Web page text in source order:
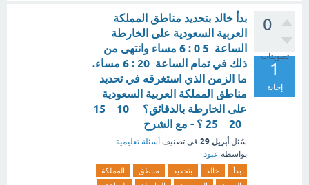
0
تصويتات
1
إجابة
بدأ خالد بتحديد مناطق المملكة
العربية السعودية على الخارطة
الساعة 5 0 : 6 مساء وانتهى من
ذلك في تمام الساعة 20 : 6 مساء.
ما الزمن الذي استغرقه في تحديد
مناطق المملكة العربية السعودية
سُئل أبريل 29 في تصنيف أسئلة تعليمية
بواسطة عبود
بدأ خالد بتحديد مناطق
المملكة